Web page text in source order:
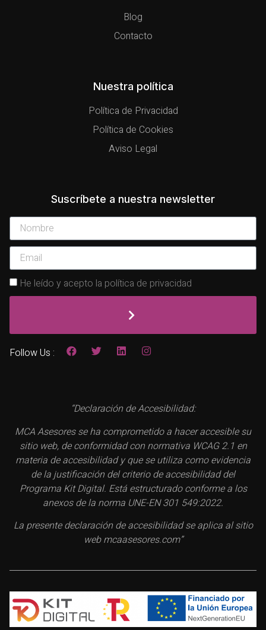
Blog
Contacto
Nuestra política
Política de Privacidad
Política de Cookies
Aviso Legal
Suscríbete a nuestra newsletter
He leído y acepto la política de privacidad
Follow Us :
“Declaración de Accesibilidad:
MCA Asesores se ha comprometido a hacer accesible su
sitio web, de conformidad con normativa WCAG 2.1 en
materia de accesibilidad y que se utiliza como evidencia
de la justificación del criterio de accesibilidad del
Programa Kit Digital. Está estructurado conforme a los
anexos de la norma UNE-EN 301 549:2022.
La presente declaración de accesibilidad se aplica al sitio
web mcaasesores.com”